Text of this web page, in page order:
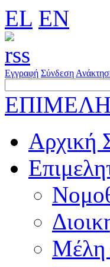
EL EN
Εγγραφή Σύνδεση
Αρχική
Μέλη